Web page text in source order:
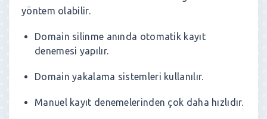
yöntem olabilir.
Domain silinme anında otomatik kayıt
denemesi yapılır.
Domain yakalama sistemleri kullanılır.
Manuel kayıt denemelerinden çok daha hızlıdır.